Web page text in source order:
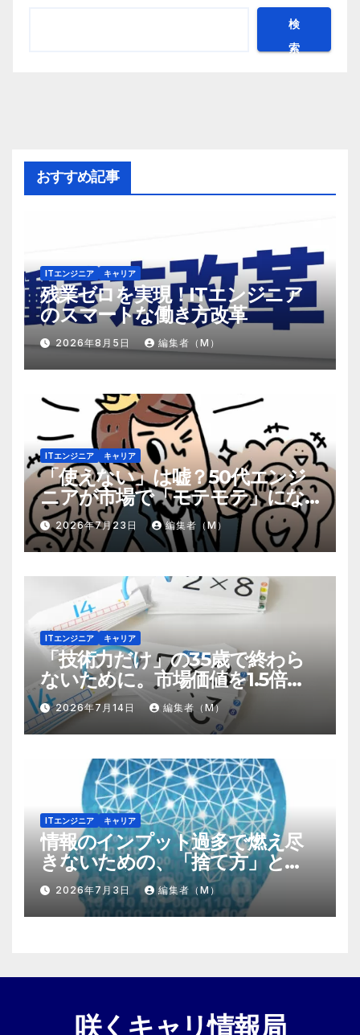
検
索
おすすめ記事
ITエンジニア キャリア
残業ゼロを実現！ITエンジニア
のスマートな働き方改革
2026年8月5日 編集者（M）
ITエンジニア キャリア
「使えない」は嘘？50代エンジ
ニアが市場で「モテモテ」にな
るための8個の強み
2026年7月23日 編集者（M）
ITエンジニア キャリア
「技術力だけ」の35歳で終わら
ないために。市場価値を1.5倍に
する『プラスα』の掛け算
2026年7月14日 編集者（M）
ITエンジニア キャリア
情報のインプット過多で燃え尽
きないための、「捨て方」と
「情報の絞り方」
2026年7月3日 編集者（M）
咲くキャリ情報局